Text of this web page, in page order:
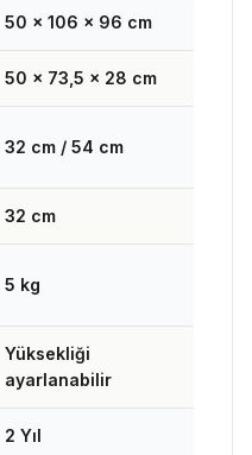
50 × 106 × 96 cm
50 × 73,5 × 28 cm
32 cm / 54 cm
32 cm
5 kg
Yüksekliği
ayarlanabilir
2 Yıl